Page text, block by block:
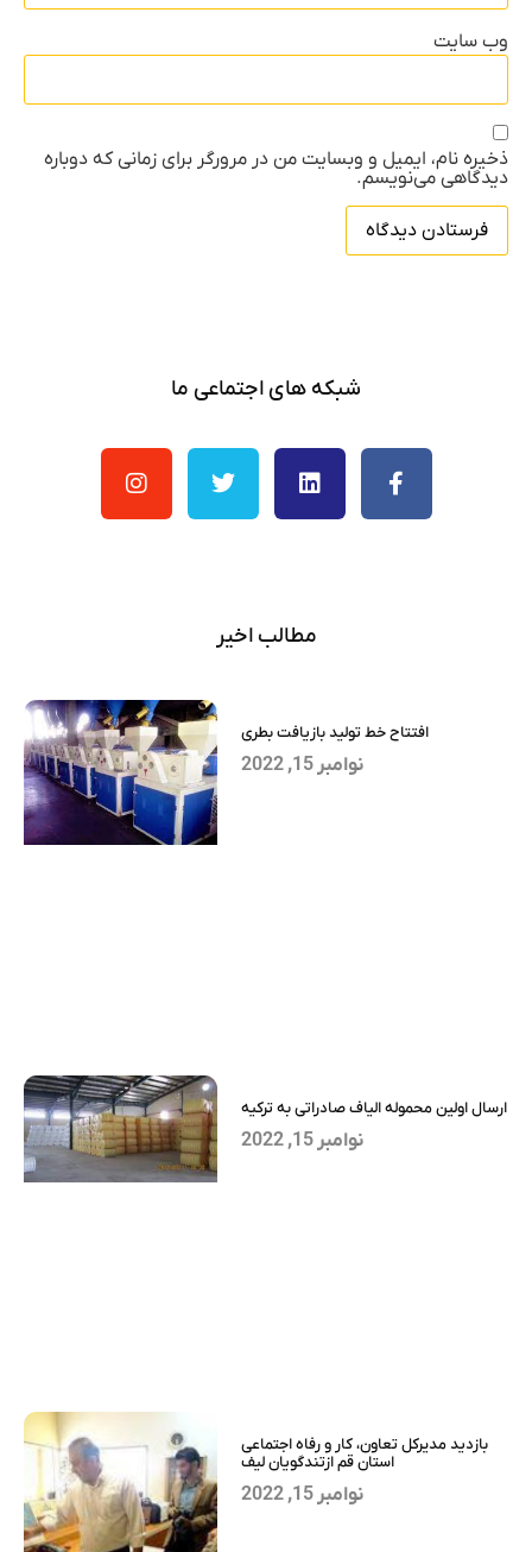
وب‌ سایت
ذخیره نام، ایمیل و وبسایت من در مرورگر برای زمانی که دوباره
دیدگاهی می‌نویسم.
شبکه های اجتماعی ما
مطالب اخیر
افتتاح خط تولید بازیافت بطری
نوامبر 15, 2022
ارسال اولین محموله الیاف صادراتی به ترکیه
نوامبر 15, 2022
بازدید مدیرکل تعاون، کار و رفاه اجتماعی
استان قم ازتندگویان لیف
نوامبر 15, 2022